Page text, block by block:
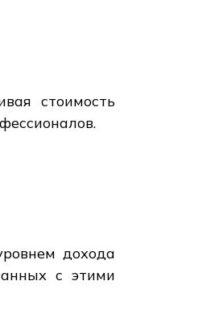
стоимость
дохода
с этими